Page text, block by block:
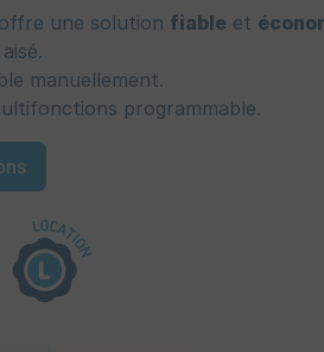
une solution fiable et
manuellement.
programmable.